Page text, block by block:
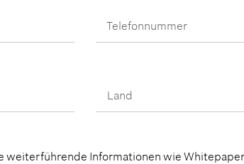
Land
weiterführende Informationen wie